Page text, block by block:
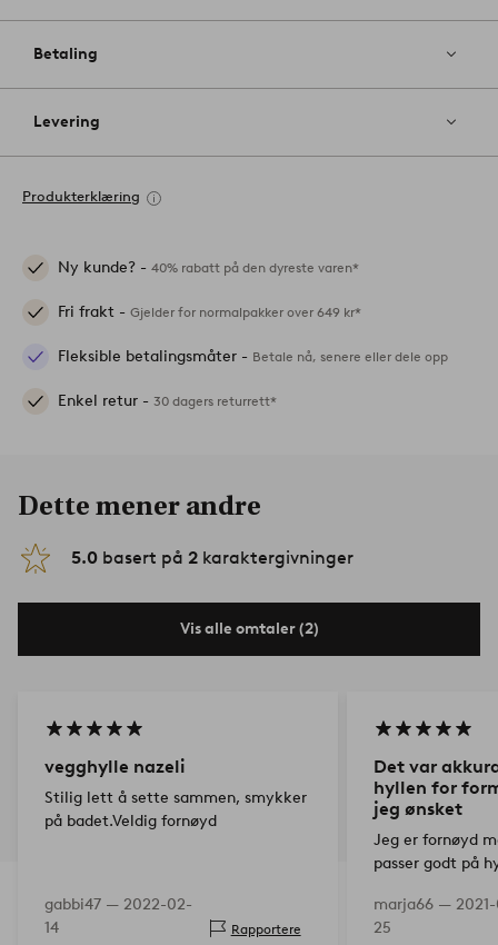
Betaling
Levering
Produkterklæring
Ny kunde? - 40% rabatt på den dyreste varen*
Fri frakt - Gjelder for normalpakker over 649 kr*
Fleksible betalingsmåter - Betale nå, senere eller dele opp
Enkel retur - 30 dagers returrett*
Dette mener andre
5.0 basert på 2 karaktergivninger
Vis alle omtaler (2)
vegghylle nazeli
Stilig lett å sette sammen, smykker
på badet.Veldig fornøyd
gabbi47 — 2022-02-
14
Rapportere
Det var
hyllen for
jeg ønsket
Jeg er fornøyd
passer godt på
marja66 —
25